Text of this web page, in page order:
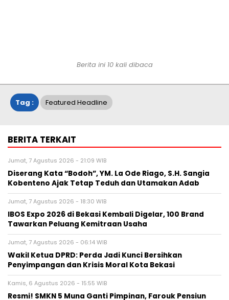
Berita ini 10 kali dibaca
Tag : Featured Headline
BERITA TERKAIT
Jumat, 7 Agustus 2026 - 21:09 WIB
Diserang Kata “Bodoh”, YM. La Ode Riago, S.H. Sangia
Kobenteno Ajak Tetap Teduh dan Utamakan Adab
Jumat, 7 Agustus 2026 - 18:30 WIB
IBOS Expo 2026 di Bekasi Kembali Digelar, 100 Brand
Tawarkan Peluang Kemitraan Usaha
Jumat, 7 Agustus 2026 - 06:14 WIB
Wakil Ketua DPRD: Perda Jadi Kunci Bersihkan
Penyimpangan dan Krisis Moral Kota Bekasi
Kamis, 6 Agustus 2026 - 15:55 WIB
Resmi! SMKN 5 Muna Ganti Pimpinan, Farouk Pensiun